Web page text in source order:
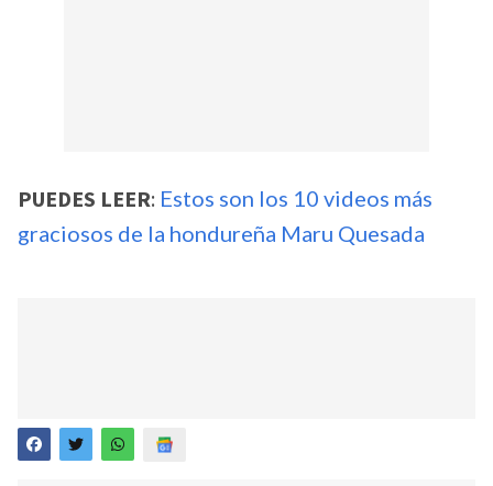
PUEDES LEER: Estos son los 10 videos más
graciosos de la hondureña Maru Quesada